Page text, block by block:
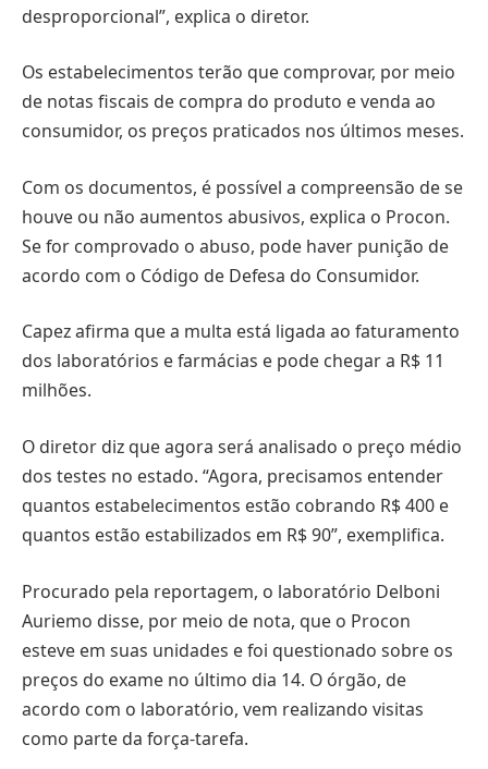
desproporcional”, explica o diretor.
Os estabelecimentos terão que comprovar, por meio
de notas fiscais de compra do produto e venda ao
consumidor, os preços praticados nos últimos meses.
Com os documentos, é possível a compreensão de se
houve ou não aumentos abusivos, explica o Procon.
Se for comprovado o abuso, pode haver punição de
acordo com o Código de Defesa do Consumidor.
Capez afirma que a multa está ligada ao faturamento
dos laboratórios e farmácias e pode chegar a R$ 11
milhões.
O diretor diz que agora será analisado o preço médio
dos testes no estado. “Agora, precisamos entender
quantos estabelecimentos estão cobrando R$ 400 e
quantos estão estabilizados em R$ 90”, exemplifica.
Procurado pela reportagem, o laboratório Delboni
Auriemo disse, por meio de nota, que o Procon
esteve em suas unidades e foi questionado sobre os
preços do exame no último dia 14. O órgão, de
acordo com o laboratório, vem realizando visitas
como parte da força-tarefa.